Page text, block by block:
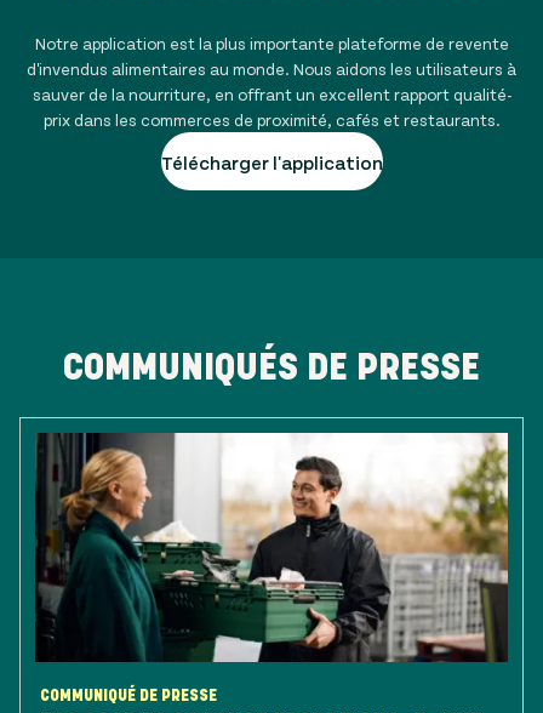
Notre application est la plus importante plateforme de revente
d'invendus alimentaires au monde. Nous aidons les utilisateurs à
sauver de la nourriture, en offrant un excellent rapport qualité-
prix dans les commerces de proximité, cafés et restaurants.
Télécharger l'application
COMMUNIQUÉS DE PRESSE
COMMUNIQUÉ DE PRESSE